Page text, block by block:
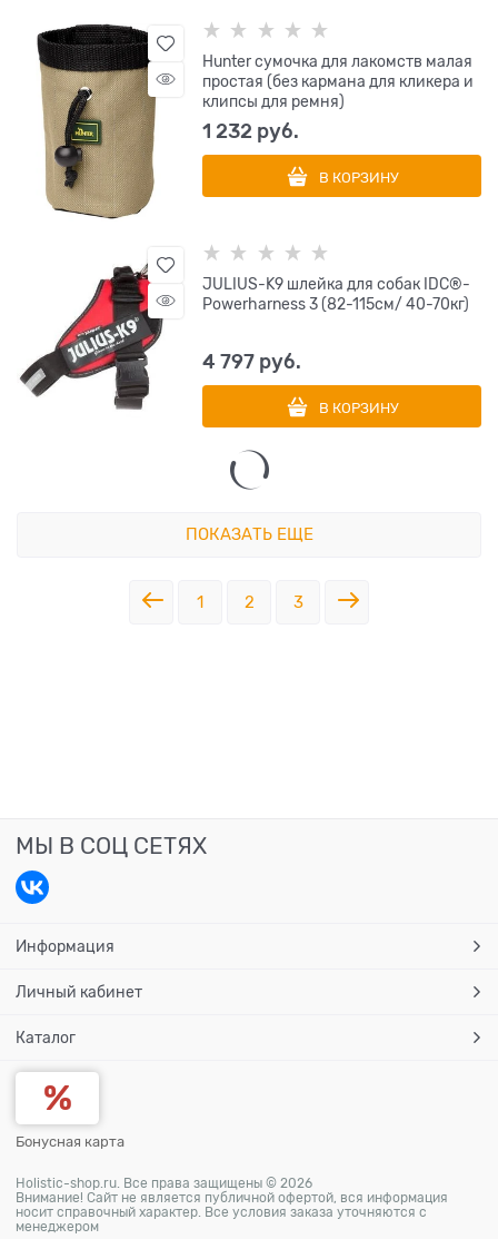
Hunter сумочка для лакомств малая
простая (без кармана для кликера и
клипсы для ремня)
1 232 руб.
В КОРЗИНУ
JULIUS-K9 шлейка для собак IDC®-
Powerharness 3 (82-115см/ 40-70кг)
4 797 руб.
В КОРЗИНУ
ПОКАЗАТЬ ЕЩЕ
1 2 3
МЫ В СОЦ СЕТЯХ
Информация
Личный кабинет
Каталог
Бонусная карта
Holistic-shop.ru. Все права защищены © 2026
Внимание! Сайт не является публичной офертой, вся информация
носит справочный характер. Все условия заказа уточняются с
менеджером